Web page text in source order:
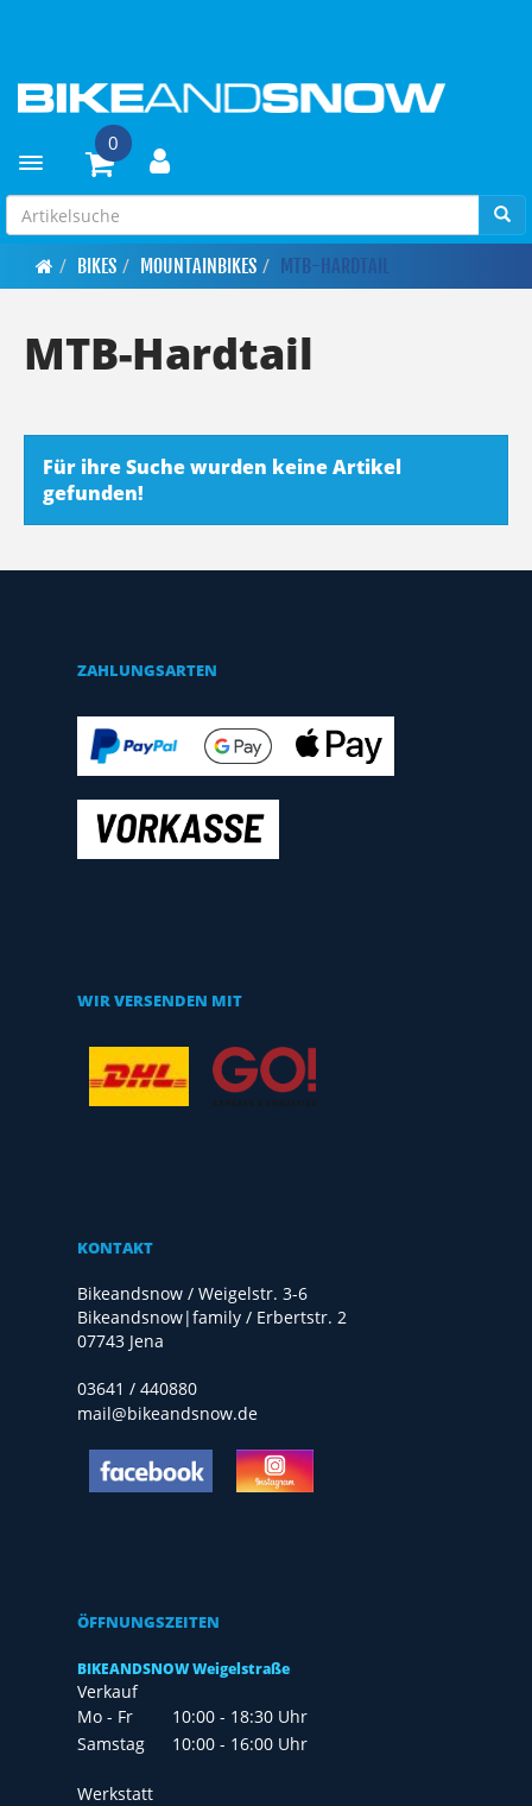
Toggle navigation
0
BIKES MOUNTAINBIKES MTB-HARDTAIL
MTB-Hardtail
Für ihre Suche wurden keine Artikel
gefunden!
ZAHLUNGSARTEN
WIR VERSENDEN MIT
KONTAKT
Bikeandsnow / Weigelstr. 3-6
Bikeandsnow|family / Erbertstr. 2
07743 Jena
03641 / 440880
mail@bikeandsnow.de
ÖFFNUNGSZEITEN
BIKEANDSNOW Weigelstraße
Verkauf
Mo - Fr
10:00 - 18:30 Uhr
Samstag
10:00 - 16:00 Uhr
Werkstatt